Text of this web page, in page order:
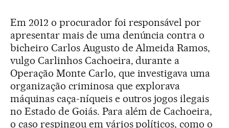
Em 2012 o procurador foi responsável por
apresentar mais de uma denúncia contra o
bicheiro Carlos Augusto de Almeida Ramos,
vulgo Carlinhos Cachoeira, durante a
Operação Monte Carlo, que investigava uma
organização criminosa que explorava
máquinas caça-níqueis e outros jogos ilegais
no Estado de Goiás. Para além de Cachoeira,
o caso respingou em vários políticos, como o